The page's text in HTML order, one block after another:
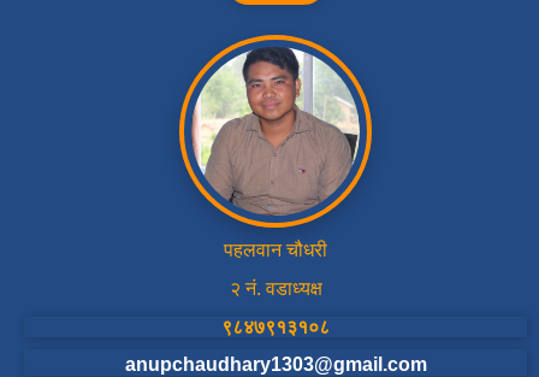
पहलवान चौधरी
२ नं. वडाध्यक्ष
९८४७९१३१०८
anupchaudhary1303@gmail.com